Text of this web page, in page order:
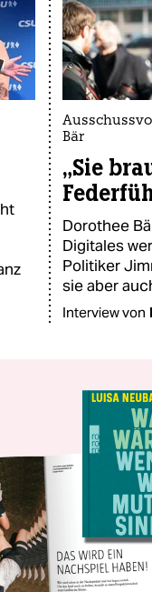
Bär
„Sie
Dorothee
Digitales
Politiker
sie aber
Interview von